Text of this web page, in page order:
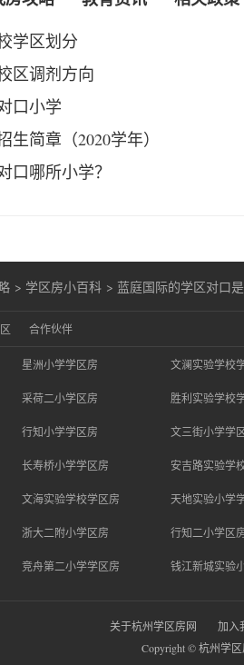
学区划分
区调剂方向
口小学
简章（2020学年）
口哪所小学？
> 学区房小百科 > 蓝庭国际的学区对口
合作伙伴
星洲小学学区房 文澜实验学校
采荷二小学区房 胜利实验学校
行知小学学区房 文三街小学学
长寿桥小学学区房 安吉路实验学
文海实验学校学区房 天地实验小学
浙大二附小学区房 行知二小学区
竞舟第二小学学区房 钱江新城实验
关于杭州学区房网
加入
Copyright © 杭州学